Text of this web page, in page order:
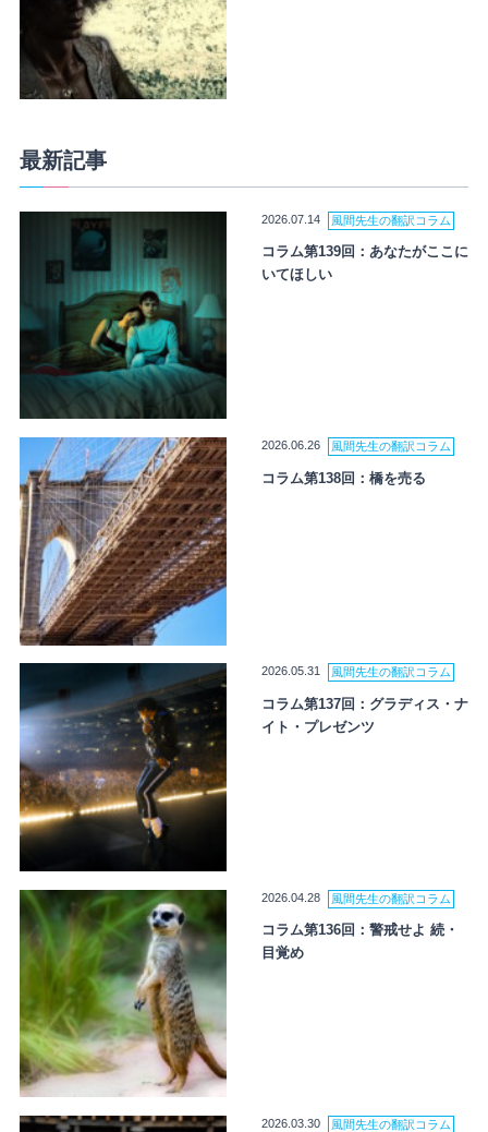
最新記事
2026.07.14 風間先生の翻訳コラム
コラム第139回：あなたがここに
いてほしい
2026.06.26 風間先生の翻訳コラム
コラム第138回：橋を売る
2026.05.31 風間先生の翻訳コラム
コラム第137回：グラディス・ナ
イト・プレゼンツ
2026.04.28 風間先生の翻訳コラム
コラム第136回：警戒せよ 続・
目覚め
2026.03.30 風間先生の翻訳コラム